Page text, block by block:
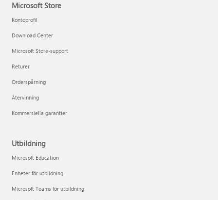
Microsoft Store
Kontoprofil
Download Center
Microsoft Store-support
Returer
Orderspårning
Återvinning
Kommersiella garantier
Utbildning
Microsoft Education
Enheter för utbildning
Microsoft Teams för utbildning